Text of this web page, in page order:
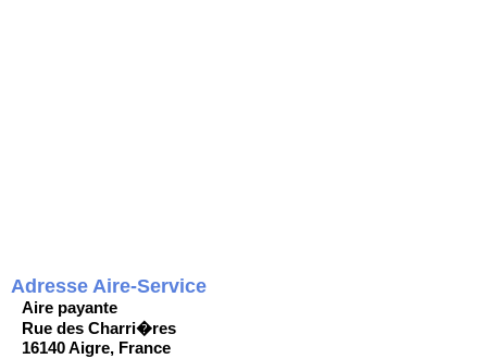
Adresse Aire-Service
Aire payante
Rue des Charri�res
16140 Aigre, France